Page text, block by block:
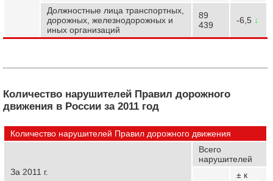
Должностные лица транспортных,
дорожных, железнодорожных и
иных организаций
89
439
-6,5 ↓
Количество нарушителей Правил дорожного
движения в России за 2011 год
Количество нарушителей Правил дорожного движения
За 2011 г.
Всего
нарушителей
± к